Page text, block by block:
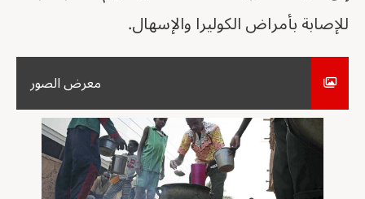
للإصابة بأمراض الكوليرا والإسهال.
معرض الصور